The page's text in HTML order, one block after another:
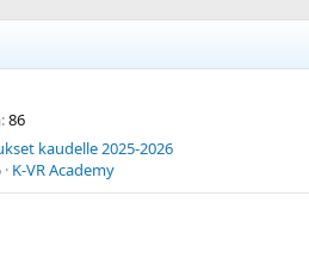
86
kaudelle 2025-2026
K-VR Academy